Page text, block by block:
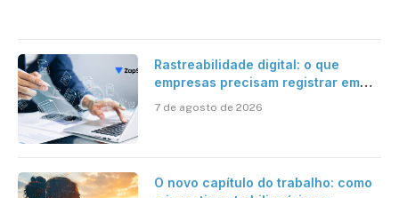
Rastreabilidade digital: o que
empresas precisam registrar em
7 de agosto de 2026
O novo capítulo do trabalho: como